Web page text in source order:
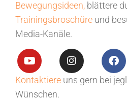
Bewegungsideen, blättere
Trainingsbroschüre und
Media-Kanäle.
Kontaktiere uns gern bei
Wünschen.